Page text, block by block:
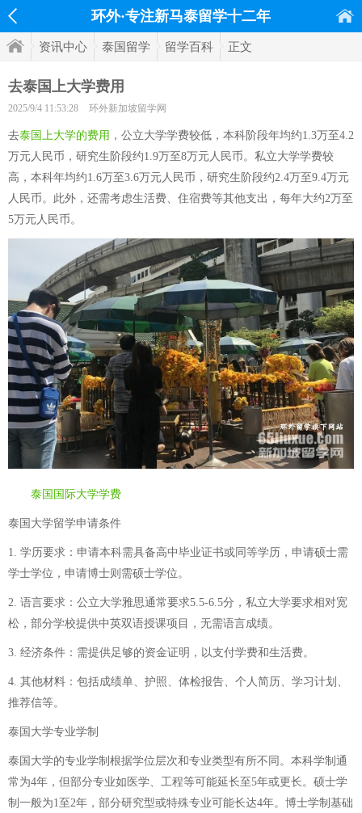
环外·专注新马泰留学十二年
资讯中心 泰国留学 留学百科 正文
去泰国上大学费用
2025/9/4 11:53:28 环外新加坡留学网
去泰国上大学的费用 ，公立大学学费较低，本科阶段年均约1.3万至4.2
万元人民币，研究生阶段约1.9万至8万元人民币。私立大学学费较
高，本科年均约1.6万至3.6万元人民币，研究生阶段约2.4万至9.4万元
人民币。此外，还需考虑生活费、住宿费等其他支出，每年大约2万至
5万元人民币。
泰国国际大学学费
泰国大学留学申请条件
1. 学历要求：申请本科需具备高中毕业证书或同等学历，申请硕士需
学士学位，申请博士则需硕士学位。
2. 语言要求：公立大学雅思通常要求5.5-6.5分，私立大学要求相对宽
松，部分学校提供中英双语授课项目，无需语言成绩。
3. 经济条件：需提供足够的资金证明，以支付学费和生活费。
4. 其他材料：包括成绩单、护照、体检报告、个人简历、学习计划、
推荐信等。
泰国大学专业学制
泰国大学的专业学制根据学位层次和专业类型有所不同。本科学制通
常为4年，但部分专业如医学、工程等可能延长至5年或更长。硕士学
制一般为1至2年，部分研究型或特殊专业可能长达4年。博士学制基础